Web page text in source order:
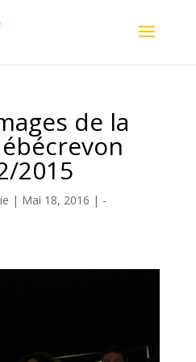
de la
2015
| Mai 18, 2016 | -